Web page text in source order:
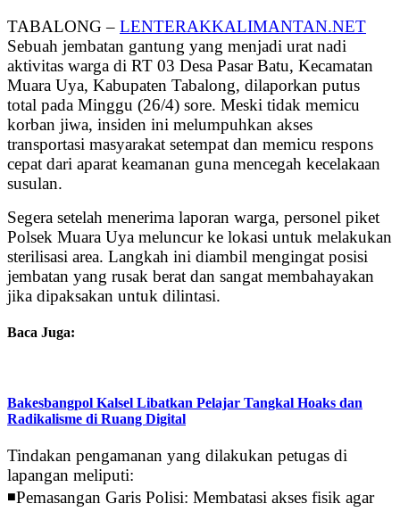
TABALONG – LENTERAKKALIMANTAN.NET
Sebuah jembatan gantung yang menjadi urat nadi
aktivitas warga di RT 03 Desa Pasar Batu, Kecamatan
Muara Uya, Kabupaten Tabalong, dilaporkan putus
total pada Minggu (26/4) sore. Meski tidak memicu
korban jiwa, insiden ini melumpuhkan akses
transportasi masyarakat setempat dan memicu respons
cepat dari aparat keamanan guna mencegah kecelakaan
susulan.
Segera setelah menerima laporan warga, personel piket
Polsek Muara Uya meluncur ke lokasi untuk melakukan
sterilisasi area. Langkah ini diambil mengingat posisi
jembatan yang rusak berat dan sangat membahayakan
jika dipaksakan untuk dilintasi.
Baca Juga:
Bakesbangpol Kalsel Libatkan Pelajar Tangkal Hoaks dan
Radikalisme di Ruang Digital
Tindakan pengamanan yang dilakukan petugas di
lapangan meliputi:
◾Pemasangan Garis Polisi: Membatasi akses fisik agar